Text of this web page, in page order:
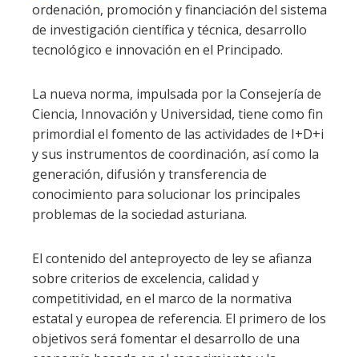
ordenación, promoción y financiación del sistema
de investigación científica y técnica, desarrollo
tecnológico e innovación en el Principado.
La nueva norma, impulsada por la Consejería de
Ciencia, Innovación y Universidad, tiene como fin
primordial el fomento de las actividades de I+D+i
y sus instrumentos de coordinación, así como la
generación, difusión y transferencia de
conocimiento para solucionar los principales
problemas de la sociedad asturiana.
El contenido del anteproyecto de ley se afianza
sobre criterios de excelencia, calidad y
competitividad, en el marco de la normativa
estatal y europea de referencia. El primero de los
objetivos será fomentar el desarrollo de una